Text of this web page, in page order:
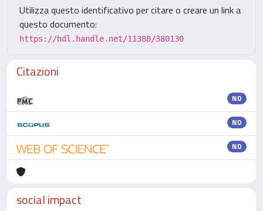
Utilizza questo identificativo per citare o creare un link a
questo documento:
https://hdl.handle.net/11388/380130
Citazioni
ND
ND
ND
social impact